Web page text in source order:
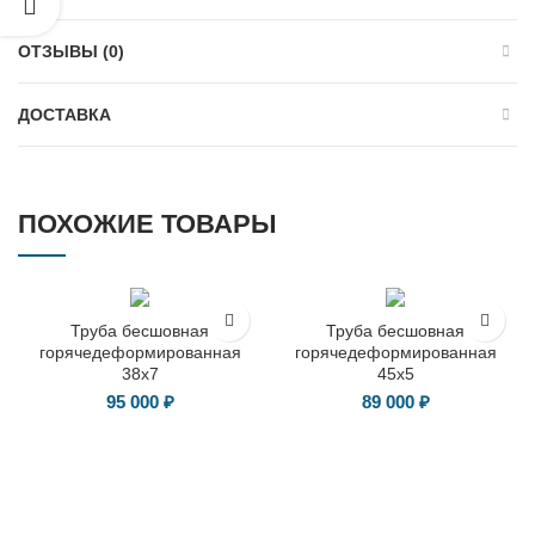
ОТЗЫВЫ (0)
ДОСТАВКА
ПОХОЖИЕ ТОВАРЫ
Труба бесшовная
горячедеформированная
38х7
95 000 ₽
Труба бесшовная
горячедеформированная
45х5
89 000 ₽